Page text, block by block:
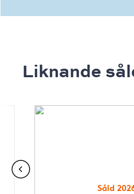
Liknande
Såld